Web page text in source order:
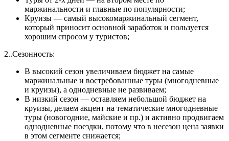
маржинальности и главные по популярности;
Круизы — самый высокомаржинальный сегмент,
который приносит основной заработок и пользуется
хорошим спросом у туристов;
2..Сезонность:
В высокий сезон увеличиваем бюджет на самые
маржинальные и востребованные туры (многодневные
и круизы), а однодневные не развиваем;
В низкий сезон — оставляем небольшой бюджет на
круизы, делаем акцент на тематические многодневные
туры (новогодние, майские и пр.) и активно продвигаем
однодневные поездки, потому что в несезон цена заявки
в этом сегменте снижается;